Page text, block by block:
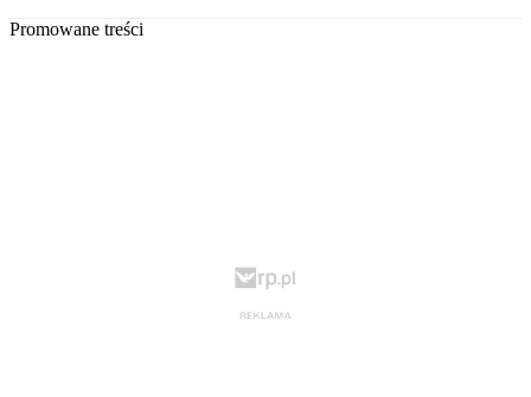
Promowane treści